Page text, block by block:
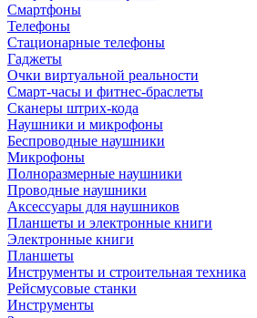
Смартфоны
Телефоны
Стационарные телефоны
Гаджеты
Очки виртуальной реальности
Смарт-часы и фитнес-браслеты
Сканеры штрих-кода
Наушники и микрофоны
Беспроводные наушники
Микрофоны
Полноразмерные наушники
Проводные наушники
Аксессуары для наушников
Планшеты и электронные книги
Электронные книги
Планшеты
Инструменты и строительная техника
Рейсмусовые станки
Инструменты